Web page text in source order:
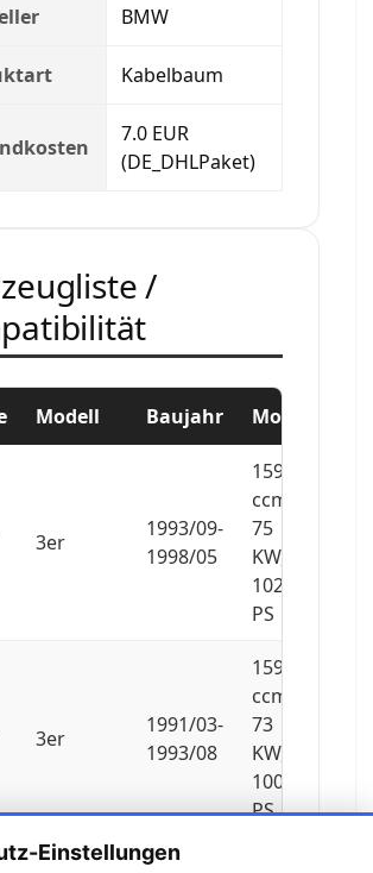
Einstellungen
BMW
Kabelbaum
7.0 EUR
(DE_DHLPaket)
/
Modell Baujahr Motor
3er
1993/09-
1998/05
1596
ccm,
75
KW,
102
PS
3er
1991/03-
1993/08
1596
ccm,
73
KW,
100
PS